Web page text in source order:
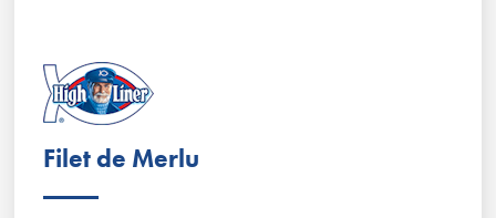
Filet de Merlu
Slide 2 of 2.